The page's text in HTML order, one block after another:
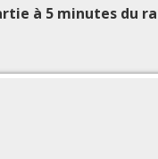
à 5 minutes du